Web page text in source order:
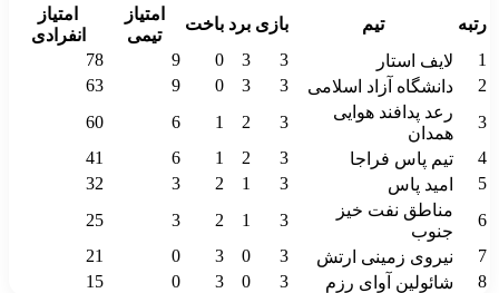
رتبه
تیم بازی برد باخت
امتیاز
تیمی
امتیاز
انفرادی
1
لایف استار 3
3
0
9
78
2
دانشگاه آزاد اسلامی 3
3
0
9
63
3
رعد پدافند هوایی
همدان
3
2
1
6
60
4
تیم پاس فراجا 3
2
1
6
41
5
امید پاس 3
1
2
3
32
6
مناطق نفت خیز
جنوب
3
1
2
3
25
7
نیروی زمینی ارتش 3
0
3
0
21
8
شائولین آوای رزم 3
0
3
0
15